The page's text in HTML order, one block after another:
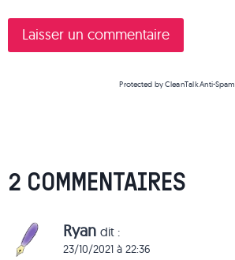
Protected byCleanTalk Anti-Spam
2 COMMENTAIRES
Ryan dit :
23/10/2021 à 22:36